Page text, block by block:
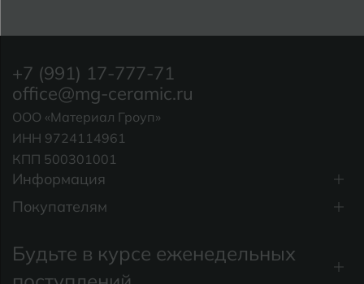
Информация
Покупателям
+7 (991) 17-777-71
office@mg-ceramic.ru
ООО «Материал Гроуп»
ИНН 9724114961
КПП 500301001
Будьте в курсе еженедельных